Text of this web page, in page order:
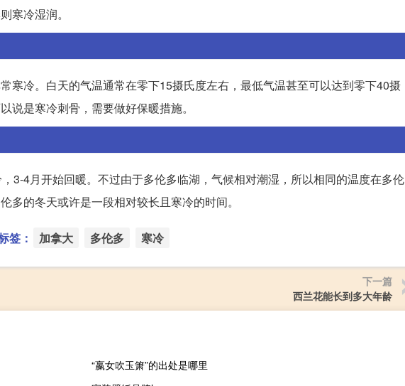
寒冷湿润。
寒冷。白天的气温通常在零下15摄氏度左右，最低气温甚至可以达到零下40摄
说是寒冷刺骨，需要做好保暖措施。
3-4月开始回暖。不过由于多伦多临湖，气候相对潮湿，所以相同的温度在多伦
的冬天或许是一段相对较长且寒冷的时间。
签： 加拿大 多伦多 寒冷
下一篇
西兰花能长到多大年龄
“嬴女吹玉箫”的出处是哪里